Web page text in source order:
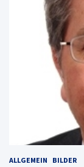
ALLGEMEIN BILDER